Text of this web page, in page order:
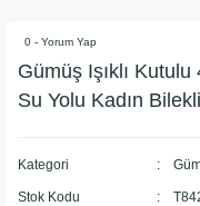
0 - Yorum Yap
Gümüş Işıklı Kutulu
Su Yolu Kadın
Kategori
Stok Kodu